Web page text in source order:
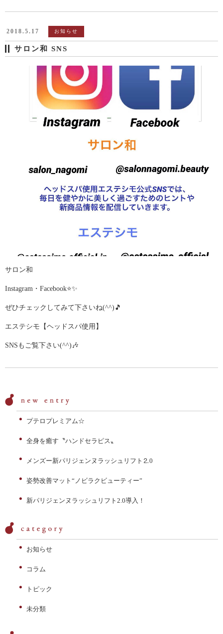
2018.5.17 お知らせ
サロン和 SNS
サロン和
Instagram・Facebook⭐️✨
ぜひチェックしてみて下さいね(^^)🎵
エステシモ【ヘッドスパ使用】
SNSもご覧下さい(^^)🎶
プテロプレミアム☆
全身を癒す〝ハンドセラピス〟
メンズー新パリジェンヌラッシュリフト⒉0
姿勢改善マット“ノビラクビューティー”
新パリジェンヌラッシュリフト2.0導入！
お知らせ
コラム
トピック
未分類